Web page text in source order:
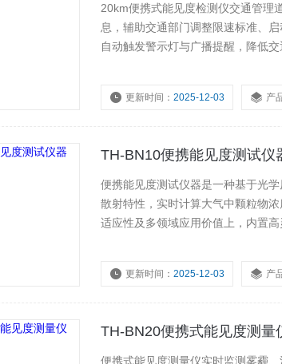
20km便携式能见度检测仪交通管理
息，辅助交通部门调整限速标准、
自动触发警示灯与广播提醒，降低
更新时间：2025-12-03 产
TH-BN10便携能见度测试仪
便携能见度测试仪器是一种基于光
散射特性，实时计算大气中颗粒物
适应性及多领域应用价值上，内置
更新时间：2025-12-03 产
TH-BN20便携式能见度测量
便携式能见度测量仪实时监测雾霾